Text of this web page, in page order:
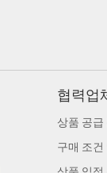
협력업
상품 공급
구매 조건